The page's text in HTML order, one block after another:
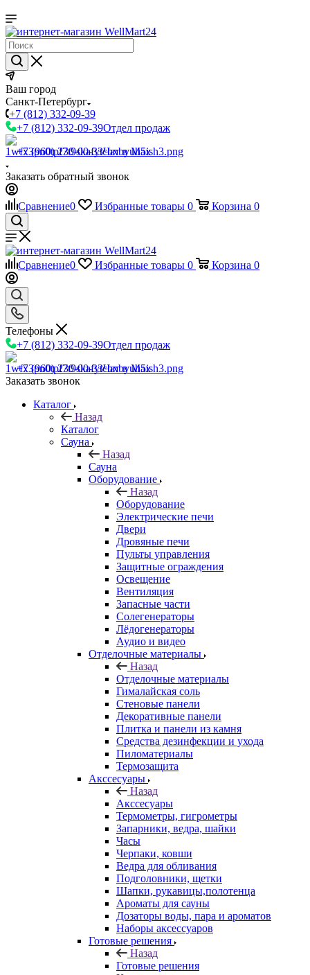
Ваш город
Санкт-Петербург
+7 (812) 332-09-39
+7 (812) 332-09-39Отдел продаж
+7 (960) 230-00-33Чат в Max
Заказать обратный звонок
Сравнение0 Избранные товары 0 Корзина 0
Сравнение0 Избранные товары 0 Корзина 0
Телефоны
+7 (812) 332-09-39Отдел продаж
+7 (960) 230-00-33Чат в Max
Заказать звонок
Каталог
Назад
Каталог
Сауна
Назад
Сауна
Оборудование
Назад
Оборудование
Электрические печи
Двери
Дровяные печи
Пульты управления
Защитные ограждения
Освещение
Вентиляция
Запасные части
Солегенераторы
Лёдогенераторы
Аудио и видео
Отделочные материалы
Назад
Отделочные материалы
Гималайская соль
Стеновые панели
Декоративные панели
Плитка и панели из камня
Средства дезинфекции и ухода
Пиломатериалы
Термозащита
Аксcесуары
Назад
Аксcесуары
Термометры, гигрометры
Запарники, ведра, шайки
Часы
Черпаки, ковши
Ведра для обливания
Подголовники, щетки
Шапки, рукавицы,полотенца
Ароматы для сауны
Дозаторы воды, пара и ароматов
Наборы аксессуаров
Готовые решения
Назад
Готовые решения